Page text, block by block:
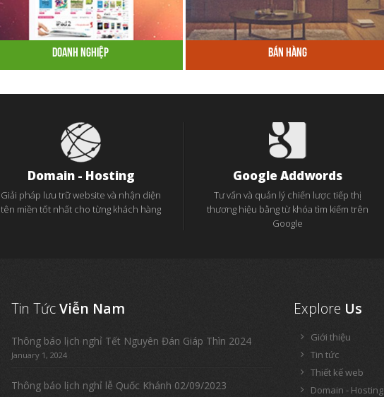
Doanh Nghiệp Bán Hàng
Domain - Hosting
Giải pháp lưu trữ website và nhận diện
tên miền tốt nhất cho từng khách hàng
Google Addwords
Tư vấn và quản lý chiến lược tiếp thị
thương hiệu bằng từ khóa tìm kiếm trên
Google
Tin TứcViễn Nam
Thông báo lịch nghỉ Tết Nguyên Đán Giáp Thìn 2024
January 1, 2024
Thông báo lịch nghỉ lễ Quốc Khánh 02/09/2023
Explore Us
Giới thiệu
Tin tức
Thiết kế web
Domain - Hosting